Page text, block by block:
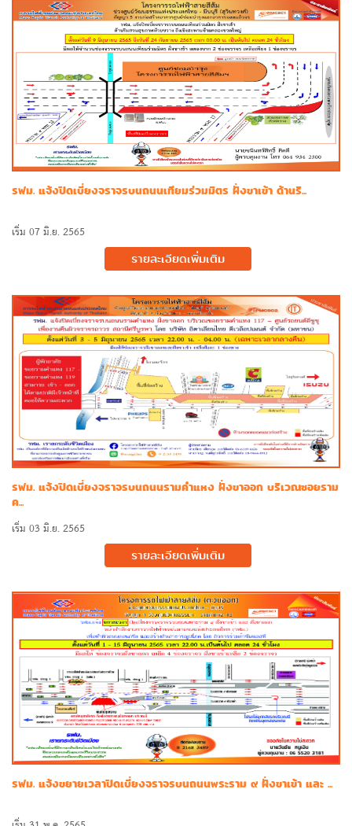
รฟม. แจ้งปิดเบี่ยงจราจรบนถนนเทียมร่วมมิตร ฝั่งขาเข้า ด้านริ...
เริ่ม 07 มิ.ย. 2565
รายละเอียดเพิ่มเติม
รฟม. แจ้งปิดเบี่ยงจราจรบนถนนรามคำแหง ฝั่งขาออก บริเวณซอยราม
ค...
เริ่ม 03 มิ.ย. 2565
รายละเอียดเพิ่มเติม
รฟม. แจ้งขยายเวลาปิดเบี่ยงจราจรบนถนนพระราม ๙ ฝั่งขาเข้า และ ...